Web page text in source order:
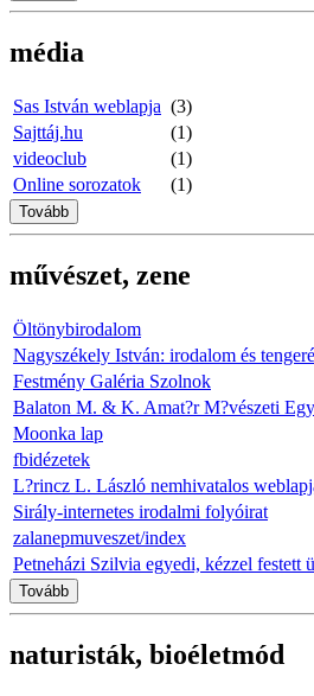
média
Sas István weblapja (3)
Sajttáj.hu
(1)
videoclub
(1)
Online sorozatok
(1)
Tovább
művészet, zene
Öltönybirodalom
Nagyszékely István: irodalom és
Festmény Galéria Szolnok
Balaton M. & K. Amat?r M?vészeti
Moonka lap
fbidézetek
L?rincz L. László nemhivatalos
Sirály-internetes irodalmi folyóirat
zalanepmuveszet/index
Petneházi Szilvia egyedi, kézzel festett
Tovább
naturisták, bioéletmód